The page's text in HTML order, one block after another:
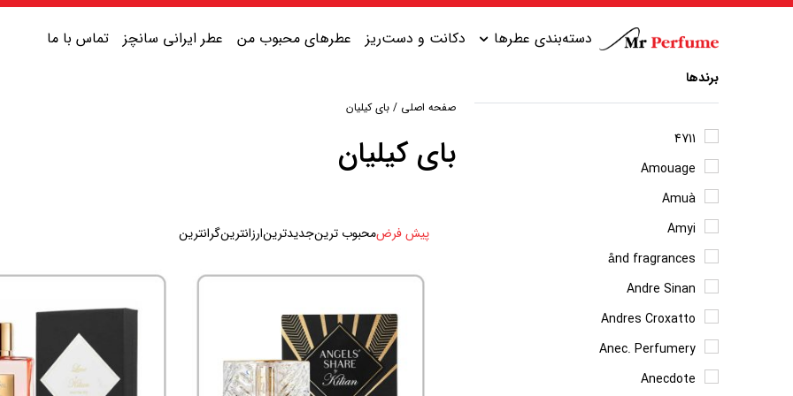
دسته‌بندی عطرها
عطر زنانه شیرین
عطر زنانه گرم
عطر زنانه تلخ
عطر یونیسکس شیرین
عطر یونیسکس گرم
دکانت و دست‌ریز عطرهای محبوب من عطر ایرانی سانچز تماس با ما
برندها
4711
Amouage
Amuà
Amyi
ånd fragrances
Andre Sinan
Andres Croxatto
Anec. Perfumery
Anecdote
صفحه اصلی / بای کیلیان
بای کیلیان
پیش فرضمحبوب ترینجدیدترینارزانترینگرانترین